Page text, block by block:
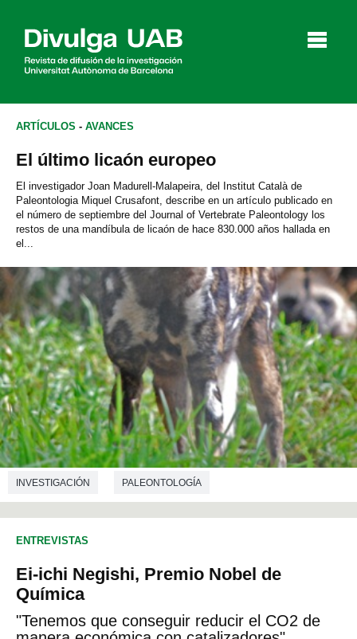
Agenda
English Català
BUSCAR
ARTÍCULOS - AVANCES
El último licaón europeo
El investigador Joan Madurell-Malapeira, del Institut Català de
Paleontologia Miquel Crusafont, describe en un artículo publicado en
el número de septiembre del Journal of Vertebrate Paleontology los
restos de una mandíbula de licaón de hace 830.000 años hallada en
el...
INVESTIGACIÓN PALEONTOLOGÍA
ENTREVISTAS
Ei-ichi Negishi, Premio Nobel de
Química
"Tenemos que conseguir reducir el CO2 de